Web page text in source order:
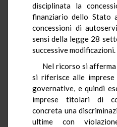
disciplinata la
finanziario dello Stato
concessioni di
sensi della legge 28
successive modificazioni.
Nel ricorso si
si riferisce alle
governative, e quindi
imprese titolari di
concreta una
ultime con